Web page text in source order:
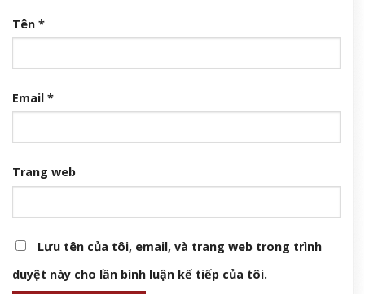
Tên *
Email *
Trang web
Lưu tên của tôi, email, và trang web trong trình
duyệt này cho lần bình luận kế tiếp của tôi.